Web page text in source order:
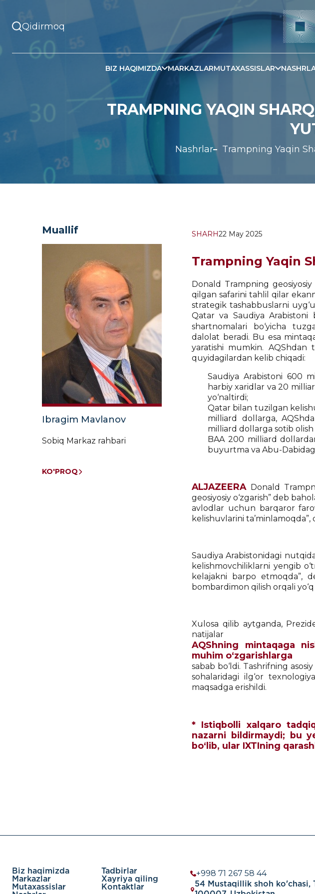
BIZ HAQIMIZDA MARKAZLARMUTAXASSISLAR
TRAMPNING YAQIN
Nashrlar Trampning Yaqin
Muallif
Ibragim Mavlanov
Sobiq Markaz rahbari
KO'PROQ
SHARH22 May 2025
Trampning Yaqin
Donald Trampning
qilgan safarini tahlil qilar
strategik tashabbuslarni
Qatar va Saudiya
shartnomalari bo‘yicha
dalolat beradi. Bu esa
yaratishi mumkin. AQShdan
quyidagilardan kelib chiqadi:
Saudiya Arabistoni 600
harbiy xaridlar va 20
yo‘naltirdi;
Qatar bilan tuzilgan
milliard dollarga,
milliard dollarga sotib
BAA 200 milliard
buyurtma va Abu-
ALJAZEERADonald
geosiyosiy o‘zgarish” deb
avlodlar uchun barqaror
kelishuvlarini ta’minlamoqda”,
Saudiya Arabistonidagi
kelishmovchiliklarni yengib
kelajakni barpo etmoqda”,
bombardimon qilish orqali
Xulosa qilib aytganda,
AQShning mintaqaga
muhim o‘zgarishlarga
sabab bo‘ldi. Tashrifning
sohalaridagi ilg‘or
maqsadga erishildi.
* Istiqbolli xalqaro
nazarni bildirmaydi; bu
bo‘lib, ular IXTIning
Biz haqimizda
Markazlar
Mutaxassislar
Tadbirlar
Xayriya qiling
Kontaktlar
+998 71 267 58 44
54 Mustaqillik shoh ko'chasi,